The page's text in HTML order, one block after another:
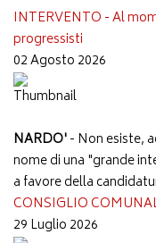
INTERVENTO - Al
progressisti
02 Agosto 2026
NARDO'- Non esiste,
nome di una "grande
a favore della
CONSIGLIO
29 Luglio 2026